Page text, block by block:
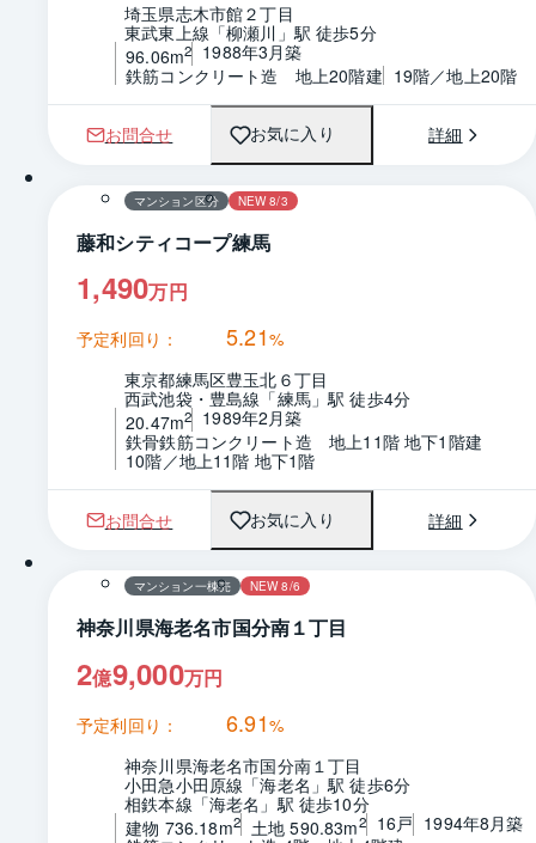
埼玉県志木市館２丁目
東武東上線「柳瀬川」駅 徒歩5分
96.06m2
1988年3月築
鉄筋コンクリート造　地上20階建 19階／地上20階
お問合せ お気に入り 詳細
1 / 0 間取り
マンション区分 NEW 8/3
藤和シティコープ練馬
1,490万円
予定利回り： 5.21%
東京都練馬区豊玉北６丁目
西武池袋・豊島線「練馬」駅 徒歩4分
20.47m2
1989年2月築
鉄骨鉄筋コンクリート造　地上11階 地下1階建
10階／地上11階 地下1階
お問合せ お気に入り 詳細
1 / 0 間取り
マンション一棟売 NEW 8/6
神奈川県海老名市国分南１丁目
2億9,000万円
予定利回り： 6.91%
神奈川県海老名市国分南１丁目
小田急小田原線「海老名」駅 徒歩6分
相鉄本線「海老名」駅 徒歩10分
建物 736.18m2 土地 590.83m2 16戸 1994年8月築